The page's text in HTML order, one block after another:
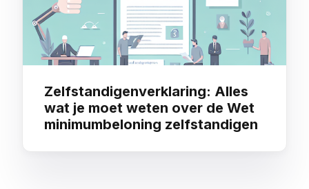
Zelfstandigenverklaring: Alles
wat je moet weten over de Wet
minimumbeloning zelfstandigen